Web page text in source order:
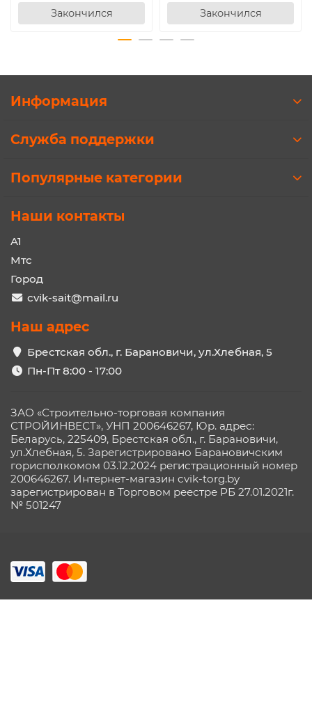
Закончился Закончился
Информация
Служба поддержки
Популярные категории
Наши контакты
A1
Мтс
Город
cvik-sait@mail.ru
Наш адрес
Брестская обл., г. Барановичи, ул.Хлебная, 5
Пн-Пт 8:00 - 17:00
ЗАО «Строительно-торговая компания
СТРОЙИНВЕСТ», УНП 200646267, Юр. адрес:
Беларусь, 225409, Брестская обл., г. Барановичи,
ул.Хлебная, 5. Зарегистрировано Барановичским
горисполкомом 03.12.2024 регистрационный номер
200646267. Интернет-магазин cvik-torg.by
зарегистрирован в Торговом реестре РБ 27.01.2021г.
№ 501247